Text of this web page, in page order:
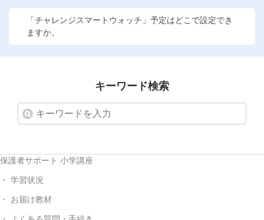
「チャレンジスマートウォッチ」予定はどこで設定でき
ますか。
キーワード検索
保護者サポート 小学講座
学習状況
お届け教材